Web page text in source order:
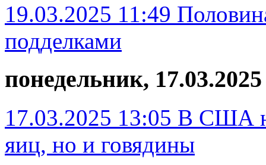
19.03.2025 11:49
подделками
понедельник, 17.03.2025
17.03.2025 13:05 В США
яиц, но и говядины